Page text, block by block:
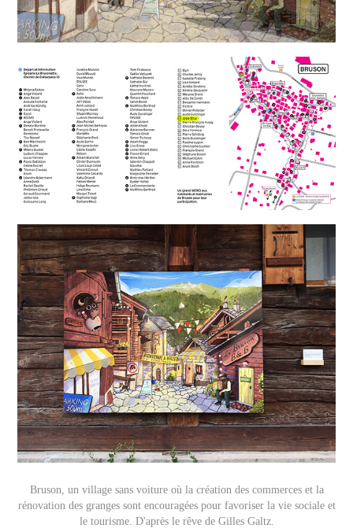
Bruson, un village sans voiture où la création des commerces et la
rénovation des granges sont encouragées pour favoriser la vie sociale et
le tourisme. D'après le rêve de Gilles Galtz.